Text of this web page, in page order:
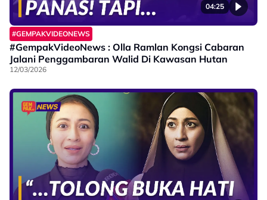
04:25
#GEMPAKVIDEONEWS
#GempakVideoNews : Olla Ramlan Kongsi Cabaran
Jalani Penggambaran Walid Di Kawasan Hutan
12/03/2026